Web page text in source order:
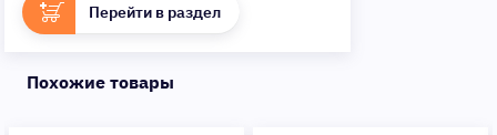
Перейти в раздел
Похожие товары